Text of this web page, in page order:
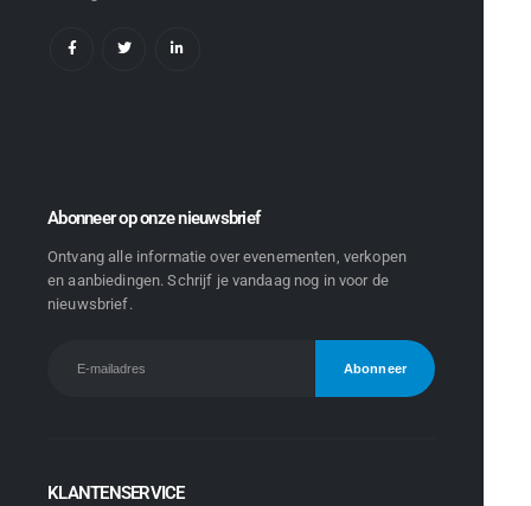
Abonneer op onze nieuwsbrief
Ontvang alle informatie over evenementen, verkopen
en aanbiedingen. Schrijf je vandaag nog in voor de
nieuwsbrief.
KLANTENSERVICE